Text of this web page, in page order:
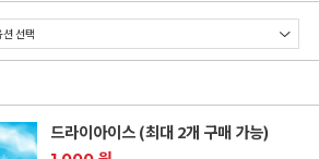
드라이아이스 (최대 2개 구매 가능)